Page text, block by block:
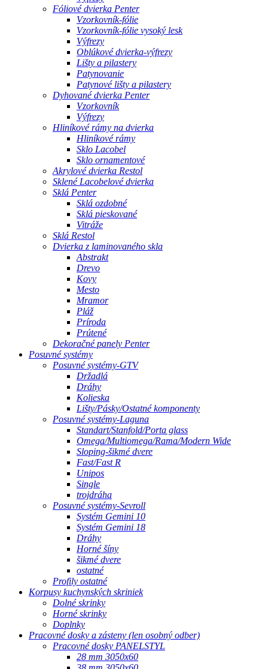
Fóliové dvierka Penter
Vzorkovník-fólie
Vzorkovník-fólie vysoký lesk
Výfrezy
Oblúkové dvierka-výfrezy
Lišty a pilastery
Patynovanie
Patynové lišty a pilastery
Dyhované dvierka Penter
Vzorkovník
Výfrezy
Hliníkové rámy na dvierka
Hliníkové rámy
Sklo Lacobel
Sklo ornamentové
Akrylové dvierka Restol
Sklené Lacobelové dvierka
Sklá Penter
Sklá ozdobné
Sklá pieskované
Vitráže
Sklá Restol
Dvierka z laminovaného skla
Abstrakt
Drevo
Kovy
Mesto
Mramor
Pláž
Príroda
Prútené
Dekoračné panely Penter
Posuvné systémy
Posuvné systémy-GTV
Držadlá
Dráhy
Kolieska
Lišty/Pásky/Ostatné komponenty
Posuvné systémy-Laguna
Standart/Stanfold/Porta glass
Omega/Multiomega/Rama/Modern Wide
Sloping-šikmé dvere
Fast/Fast R
Unipos
Single
trojdráha
Posuvné systémy-Sevroll
Systém Gemini 10
Systém Gemini 18
Dráhy
Horné šíny
šikmé dvere
ostatné
Profily ostatné
Korpusy kuchynských skriniek
Dolné skrinky
Horné skrinky
Doplnky
Pracovné dosky a zásteny (len osobný odber)
Pracovné dosky PANELSTYL
28 mm 3050x60